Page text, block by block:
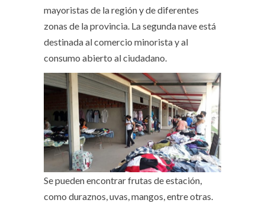
mayoristas de la región y de diferentes
zonas de la provincia. La segunda nave está
destinada al comercio minorista y al
consumo abierto al ciudadano.
Se pueden encontrar frutas de estación,
como duraznos, uvas, mangos, entre otras.